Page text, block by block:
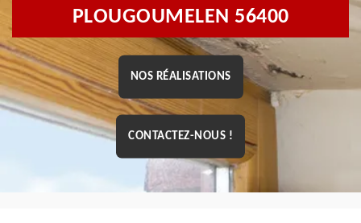
PLOUGOUMELEN 56400
NOS RÉALISATIONS
CONTACTEZ-NOUS !